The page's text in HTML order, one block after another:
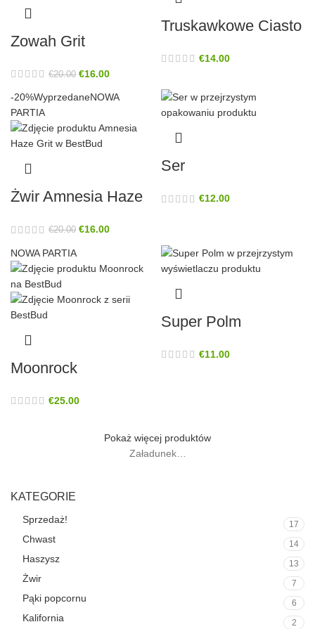
KATEGORIE
Sprzedaż! 17
Chwast 14
Haszysz 13
Żwir 7
Pąki popcornu 6
Kalifornia 2
Zowah Grit
€20.00 €16.00
Truskawkowe Ciasto
€14.00
-20%WyprzedaneNOWA
PARTIA
Żwir Amnesia Haze
€20.00 €16.00
Ser
€12.00
NOWA PARTIA
Moonrock
€25.00
Super Polm
€11.00
Pokaż więcej produktów
Załadunek…